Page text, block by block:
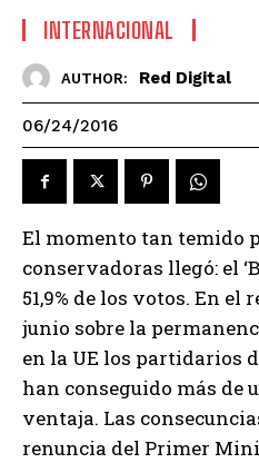
INTERNACIONAL
AUTHOR: Red Digital
06/24/2016
El momento tan temido
conservadoras llegó: el
51,9% de los votos. En
junio sobre la
en la UE los partidarios
han conseguido más de
ventaja. Las
renuncia del Primer